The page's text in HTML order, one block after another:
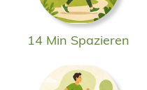
14 Min Spazieren